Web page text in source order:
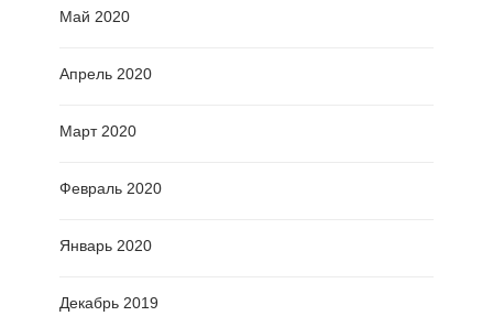
Май 2020
Апрель 2020
Март 2020
Февраль 2020
Январь 2020
Декабрь 2019